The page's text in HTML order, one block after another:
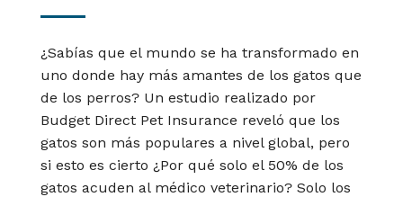
¿Sabías que el mundo se ha transformado en
uno donde hay más amantes de los gatos que
de los perros? Un estudio realizado por
Budget Direct Pet Insurance reveló que los
gatos son más populares a nivel global, pero
si esto es cierto ¿Por qué solo el 50% de los
gatos acuden al médico veterinario? Solo los